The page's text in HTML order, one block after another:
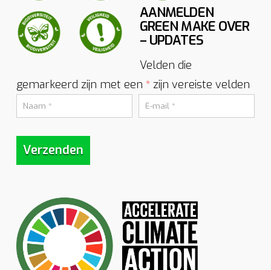
AANMELDEN
GREEN MAKE OVER
– UPDATES
Velden die
gemarkeerd zijn met een *zijn vereiste velden